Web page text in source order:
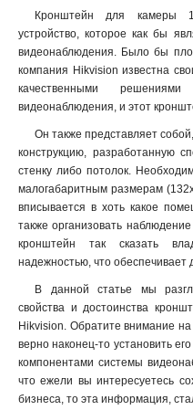
120мм
157х1657х618мм 1
165х757мм 1
1571х164х455мм 1
136х48мм 1
157х1848х534мм 1
165х65х190мм
1785х164х41мм
162х137х42мм 1
1154х438мм 1
3145x260х1849мм
160х243х30мм
160х1835х243мм 1
140х182х120мм
132х1835х2285мм 1
123х180х223мм 1
123х180х2278мм 1
Кронштейн для камеры
устройство, которое как бы
видеонаблюдения. Было бы
компания Hikvision известна
качественными
видеонаблюдения, и этот
Он также представляет
конструкцию, разработанную
стенку либо потолок.
малогабаритным размерам
вписывается в хоть какое
также организовать
кронштейн так сказать
надежностью, что обеспечивает
В данной статье мы
свойства и достоинства
Hikvision. Обратите внимание
верно наконец-то установить
компонентами системы
что ежели вы интересуетесь
бизнеса, то эта информация,